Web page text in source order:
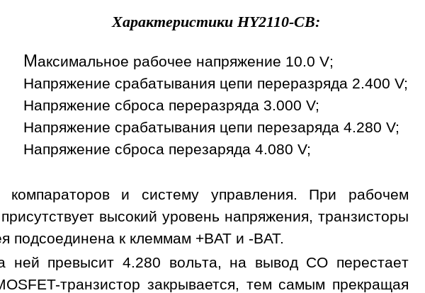
Характеристики HY2110-CB:
Максимальное рабочее напряжение 10.0 V;
Напряжение срабатывания цепи переразряда 2.400 V;
Напряжение сброса переразряда 3.000 V;
Напряжение срабатывания цепи перезаряда 4.280 V;
Напряжение сброса перезаряда 4.080 V;
компараторов и систему управления. При рабочем
высокий уровень напряжения, транзисторы
подсоединена к клеммам +BAT и -BAT.
ней превысит 4.280 вольта, на вывод CO перестает
транзистор закрывается, тем самым прекращая